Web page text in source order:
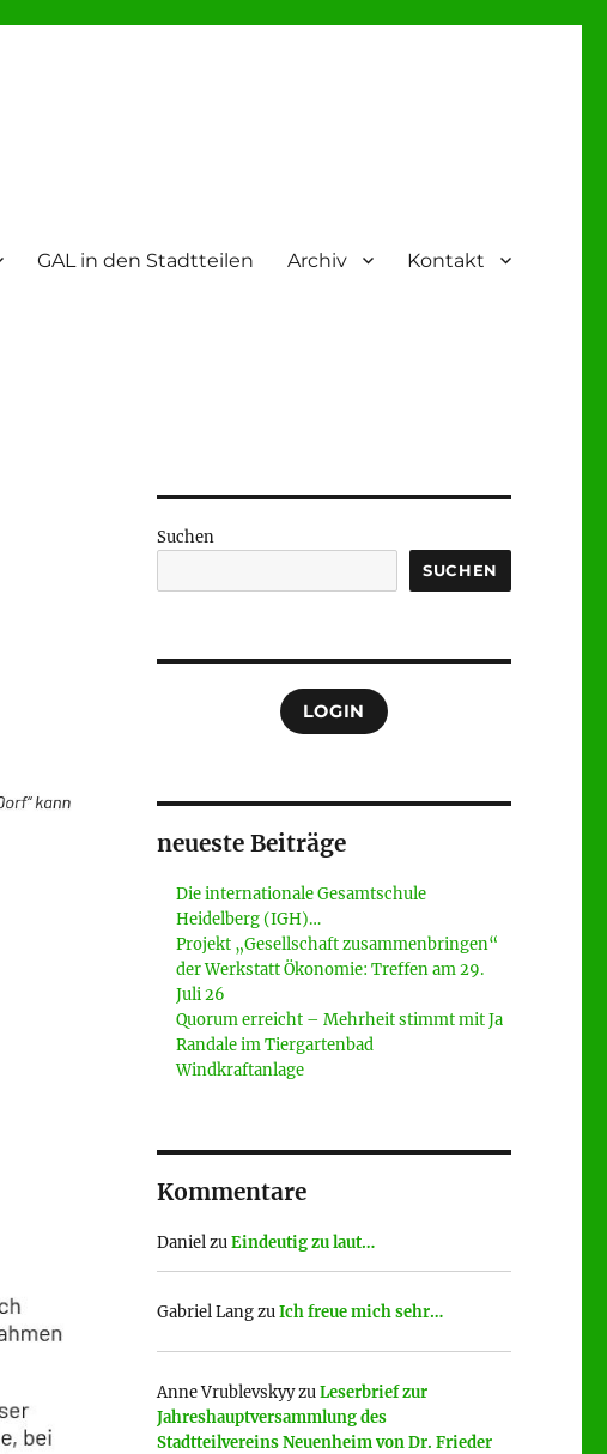
GAL in den Stadtteilen Archiv Kontakt
Suchen
SUCHEN
LOGIN
neueste Beiträge
Die internationale Gesamtschule
Heidelberg (IGH)…
Projekt „Gesellschaft zusammenbringen“
der Werkstatt Ökonomie: Treffen am 29.
Juli 26
Quorum erreicht – Mehrheit stimmt mit Ja
Randale im Tiergartenbad
Windkraftanlage
Kommentare
DanielzuEindeutig zu laut…
Gabriel LangzuIch freue mich sehr…
Anne VrublevskyyzuLeserbrief zur
Jahreshauptversammlung des
Stadtteilvereins Neuenheim von Dr. Frieder